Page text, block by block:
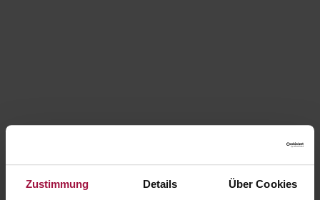
Zustimmung Details Über Cookies